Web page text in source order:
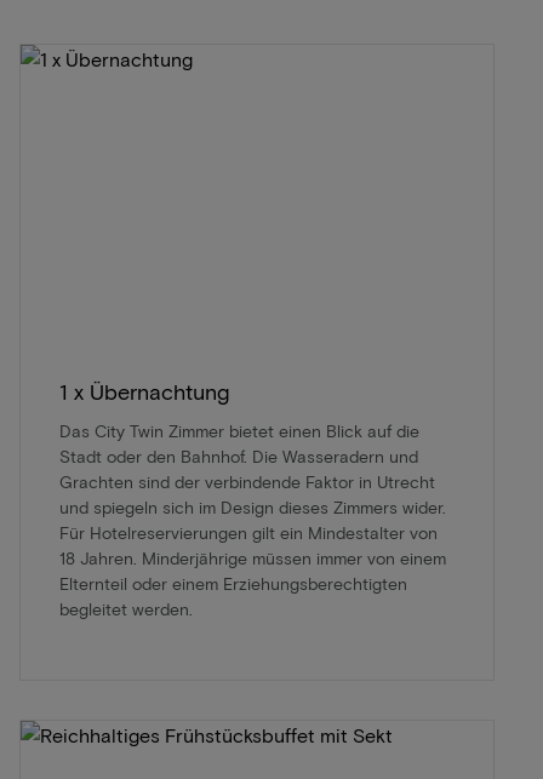
1 x Übernachtung
Das City Twin Zimmer bietet einen Blick auf die
Stadt oder den Bahnhof. Die Wasseradern und
Grachten sind der verbindende Faktor in Utrecht
und spiegeln sich im Design dieses Zimmers wider.
Für Hotelreservierungen gilt ein Mindestalter von
18 Jahren. Minderjährige müssen immer von einem
Elternteil oder einem Erziehungsberechtigten
begleitet werden.